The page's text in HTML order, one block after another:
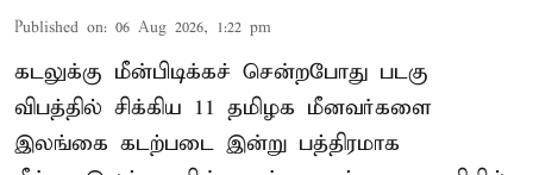
Published on: 06 Aug 2026, 1:22 pm
கடலுக்கு மீன்பிடிக்கச் சென்றபோது படகு
விபத்தில் சிக்கிய 11 தமிழக மீனவர்களை
இலங்கை கடற்படை இன்று பத்திரமாக